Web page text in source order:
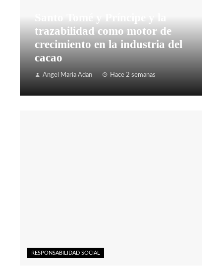
trazabilidad como motor de
crecimiento en la industria del
cacao
Angel Maria Adan Hace 2 semanas
RESPONSABILIDAD SOCIAL